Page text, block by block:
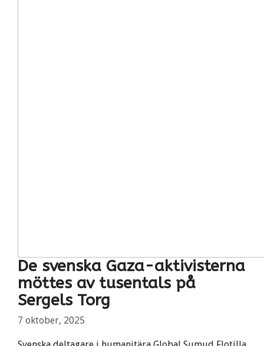
De svenska Gaza-aktivisterna
möttes av tusentals på
Sergels Torg
7 oktober, 2025